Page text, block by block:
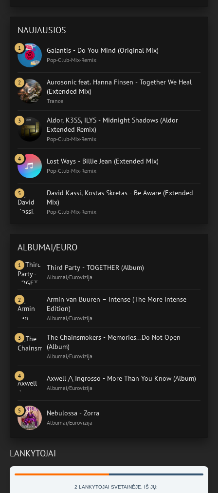
NAUJAUSIOS
Galantis - Do You Mind (Original Mix)
Pop-Club-Mix-Remix
Aurosonic feat. Hanna Finsen - Together We Heal
(Extended Mix)
Trance
Aldor, K3SS, ILYS - Midnight Shadows (Aldor
Extended Remix)
Pop-Club-Mix-Remix
Lost Ways - Billie Jean (Extended Mix)
Pop-Club-Mix-Remix
David Kassi, Kostas Skretas - Be Aware (Extended
Mix)
Pop-Club-Mix-Remix
ALBUMAI/EURO
Third Party - TOGETHER (Album)
Albumai/Eurovizija
Armin van Buuren – Intense (The More Intense
Edition)
Albumai/Eurovizija
The Chainsmokers - Memories...Do Not Open
(Album)
Albumai/Eurovizija
Axwell /\ Ingrosso - More Than You Know (Album)
Albumai/Eurovizija
Nebulossa - Zorra
Albumai/Eurovizija
LANKYTOJAI
2 LANKYTOJAI SVETAINĖJE. IŠ JŲ: